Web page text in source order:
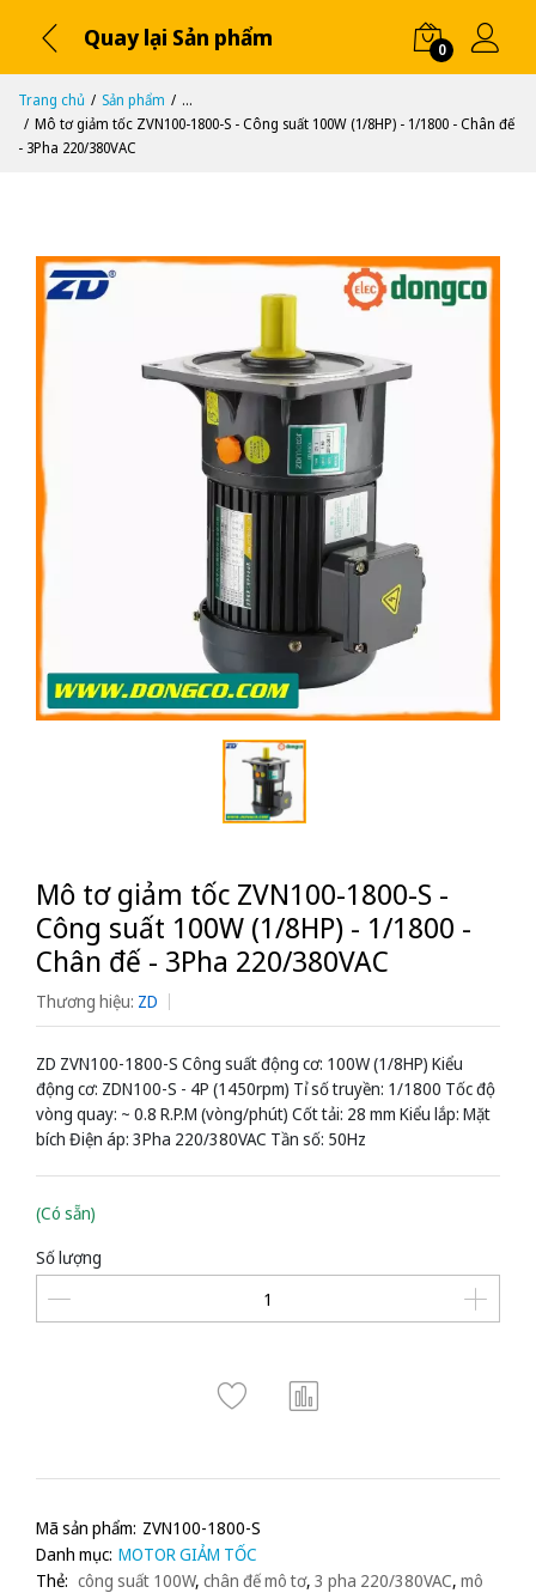
Quay lại Sản phẩm 0
Trang chủ Sản phẩm
...
Mô tơ giảm tốc ZVN100-1800-S - Công suất 100W (1/8HP) - 1/1800 - Chân đế
- 3Pha 220/380VAC
Mô tơ giảm tốc ZVN100-1800-S -
Công suất 100W (1/8HP) - 1/1800 -
Chân đế - 3Pha 220/380VAC
Thương hiệu: ZD
ZD ZVN100-1800-S Công suất động cơ: 100W (1/8HP) Kiểu
động cơ: ZDN100-S - 4P (1450rpm) Tỉ số truyền: 1/1800 Tốc độ
vòng quay: ~ 0.8 R.P.M (vòng/phút) Cốt tải: 28 mm Kiểu lắp: Mặt
bích Điện áp: 3Pha 220/380VAC Tần số: 50Hz
(Có sẵn)
Số lượng
Mã sản phẩm: ZVN100-1800-S
Danh mục: MOTOR GIẢM TỐC
Thẻ: công suất 100W, chân đế mô tơ, 3 pha 220/380VAC, mô